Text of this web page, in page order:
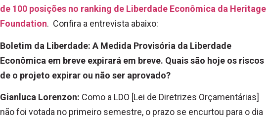
de 100 posições no ranking de Liberdade Econômica da Heritage
Foundation. Confira a entrevista abaixo:
Boletim da Liberdade: A Medida Provisória da Liberdade
Econômica em breve expirará em breve. Quais são hoje os riscos
de o projeto expirar ou não ser aprovado?
Gianluca Lorenzon: Como a LDO [Lei de Diretrizes Orçamentárias]
não foi votada no primeiro semestre, o prazo se encurtou para o dia